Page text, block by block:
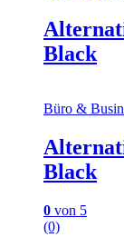
Black
Büro &
Black
0 von 5
(0)